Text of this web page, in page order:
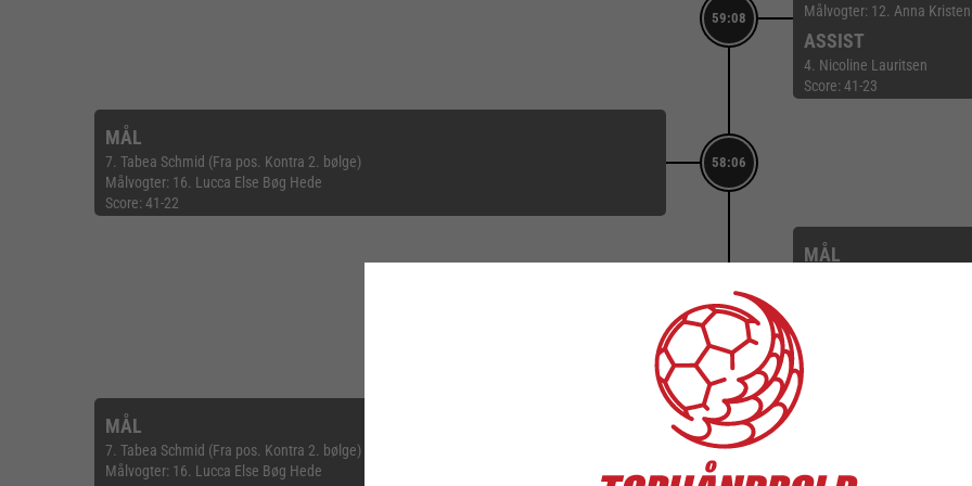
59:08 Målvogter: 12. Anna
ASSIST
4. Nicoline Lauritsen
Score: 41-23
58:06
MÅL
7. Tabea Schmid (Fra pos. Kontra 2. bølge)
Målvogter: 16. Lucca Else Bøg Hede
Score: 41-22
57:59
MÅL
Score: 40-22
57:30
MÅL
7. Tabea Schmid (Fra pos. Kontra 2. bølge)
Målvogter: 16. Lucca Else Bøg Hede